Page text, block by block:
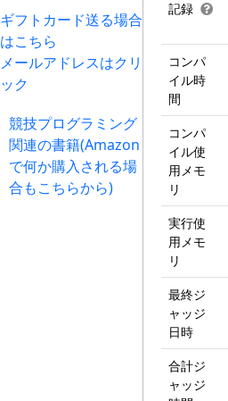
ギフトカード送る場合
はこちら
メールアドレスはクリ
ック
競技プログラミング
関連の書籍(Amazon
で何か購入される場
合もこちらから)
記録
コンパ
イル時
間
コンパ
イル使
用メモ
リ
実行使
用メモ
リ
最終ジ
ャッジ
日時
合計ジ
ャッジ